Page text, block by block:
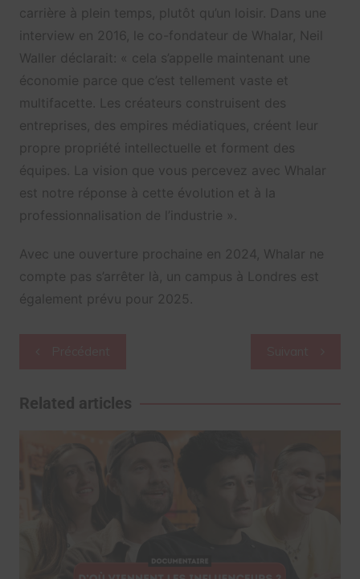
carrière à plein temps, plutôt qu’un loisir. Dans une
interview en 2016, le co-fondateur de Whalar, Neil
Waller déclarait: « cela s’appelle maintenant une
économie parce que c’est tellement vaste et
multifacette. Les créateurs construisent des
entreprises, des empires médiatiques, créent leur
propre propriété intellectuelle et forment des
équipes. La vision que vous percevez avec Whalar
est notre réponse à cette évolution et à la
professionnalisation de l’industrie ».
Avec une ouverture prochaine en 2024, Whalar ne
compte pas s’arrêter là, un campus à Londres est
également prévu pour 2025.
l’article
Related articles